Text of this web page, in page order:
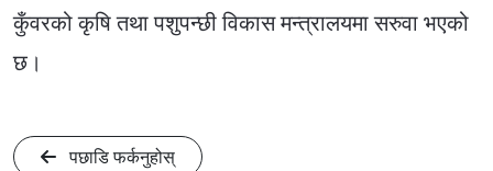
कुँवरको कृषि तथा पशुपन्छी विकास मन्त्रालयमा सरुवा भएको
छ।
पछाडि फर्कनुहोस्